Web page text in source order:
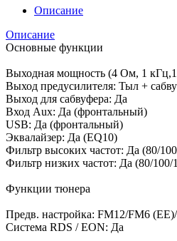
Описание
Описание
Основные функции
Выходная мощность (4 Ом, 1
Выход предусилителя: Тыл +
Выход для сабвуфера: Да
Вход Aux: Да (фронтальный)
USB: Да (фронтальный)
Эквалайзер: Да (EQ10)
Фильтр высоких частот: Да (80/
Фильтр низких частот: Да (80/100/
Функции тюнера
Предв. настройка: FM12/FM6
Система RDS / EON: Да